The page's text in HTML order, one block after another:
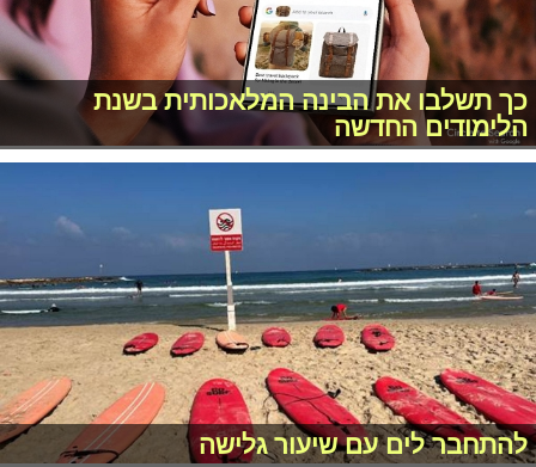
כך תשלבו את הבינה המלאכותית בשנת
הלימודים החדשה
להתחבר לים עם שיעור גלישה